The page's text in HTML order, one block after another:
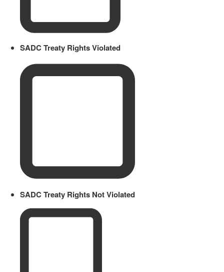
SADC Treaty Rights Violated
SADC Treaty Rights Not Violated